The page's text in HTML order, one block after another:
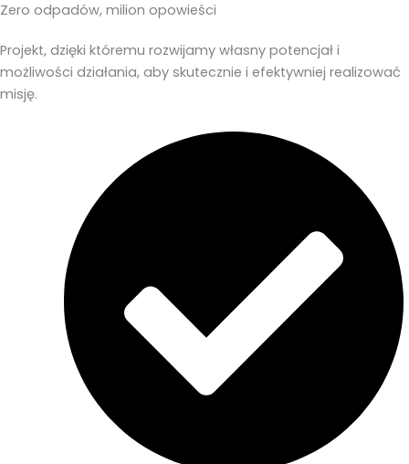
Zero odpadów, milion opowieści
Projekt, dzięki któremu rozwijamy własny potencjał i
możliwości działania, aby skutecznie i efektywniej realizować
misję.